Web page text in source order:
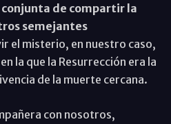
conjunta de compartir la
semejantes
el misterio, en nuestro caso,
la que la Resurrección era la
de la muerte cercana.
con nosotros,